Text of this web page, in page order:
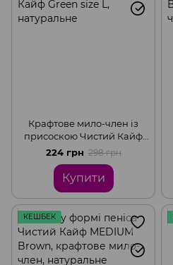
Крафтове мило-член із
присоскою Чистий Кайф
Green size L, натуральне
224 грн 298 грн
Купити
КЕШБЕК